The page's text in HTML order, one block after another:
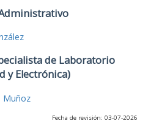
de Laboratorio
y Electrónica)
Muñoz
Fecha de revisión: 03-07-2026